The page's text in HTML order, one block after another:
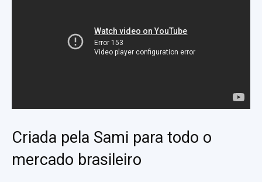
Criada pela Sami para todo o
mercado brasileiro